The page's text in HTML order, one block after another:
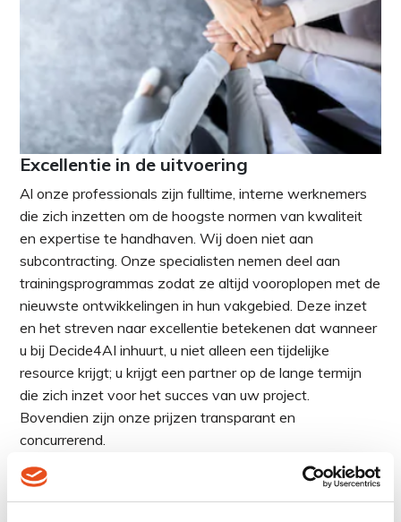
Excellentie in de uitvoering
Al onze professionals zijn fulltime, interne werknemers
die zich inzetten om de hoogste normen van kwaliteit
en expertise te handhaven. Wij doen niet aan
subcontracting. Onze specialisten nemen deel aan
trainingsprogrammas zodat ze altijd vooroplopen met de
nieuwste ontwikkelingen in hun vakgebied. Deze inzet
en het streven naar excellentie betekenen dat wanneer
u bij Decide4AI inhuurt, u niet alleen een tijdelijke
resource krijgt; u krijgt een partner op de lange termijn
die zich inzet voor het succes van uw project.
Bovendien zijn onze prijzen transparant en
concurrerend.
Capaciteiten van onze Data Scientists